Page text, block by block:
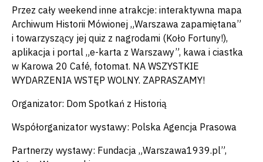
Przez cały weekend inne atrakcje: interaktywna mapa
Archiwum Historii Mówionej „Warszawa zapamiętana”
i towarzyszący jej quiz z nagrodami (Koło Fortuny!),
aplikacja i portal „e-karta z Warszawy”, kawa i ciastka
w Karowa 20 Café, fotomat. NA WSZYSTKIE
WYDARZENIA WSTĘP WOLNY. ZAPRASZAMY!
Organizator: Dom Spotkań z Historią
Współorganizator wystawy: Polska Agencja Prasowa
Partnerzy wystawy: Fundacja „Warszawa1939.pl”,